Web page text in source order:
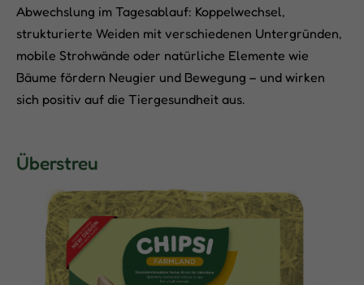
Abwechslung im Tagesablauf: Koppelwechsel,
strukturierte Weiden mit verschiedenen Untergründen,
mobile Strohwände oder natürliche Elemente wie
Bäume fördern Neugier und Bewegung – und wirken
sich positiv auf die Tiergesundheit aus.
Überstreu